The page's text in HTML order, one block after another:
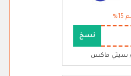
نسخ
سيتي ماكس